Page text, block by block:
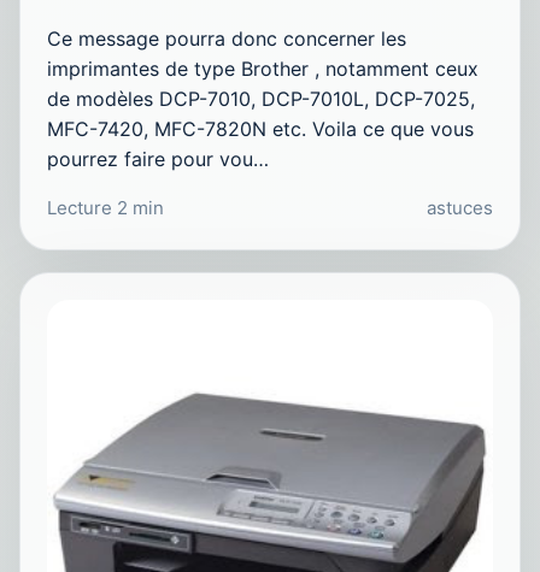
Ce message pourra donc concerner les
imprimantes de type Brother , notamment ceux
de modèles DCP-7010, DCP-7010L, DCP-7025,
MFC-7420, MFC-7820N etc. Voila ce que vous
pourrez faire pour vou…
Lecture 2 min astuces